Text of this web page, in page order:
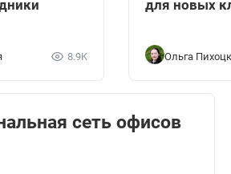
8.9K
для новых
Ольга
сеть офисов